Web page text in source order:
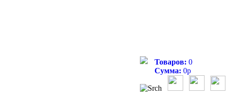
Товаров: 0
Сумма: 0р